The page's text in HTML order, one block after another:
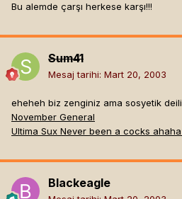
Bu alemde çarşı herkese karşı!!!
Sum41
Mesaj tarihi: Mart 20, 2003
eheheh biz zenginiz ama sosyetik
November General
Ultima Sux Never been a cocks
Blackeagle